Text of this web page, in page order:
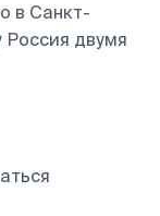
в Санкт-
Россия двумя